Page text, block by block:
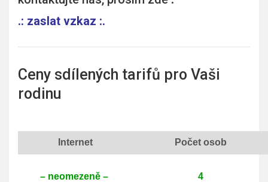
.: zaslat vzkaz :.
Ceny sdílených tarifů pro Vaši
rodinu
Internet Počet osob
– neomezeně – 4